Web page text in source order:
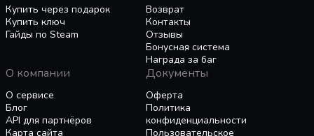
Купить через подарок
Купить ключ
Гайды по Steam
Возврат
Контакты
Отзывы
Бонусная система
Награда за баг
О компании
О сервисе
Блог
API для партнёров
Карта сайта
Документы
Оферта
Политика
конфиденциальности
Пользовательское